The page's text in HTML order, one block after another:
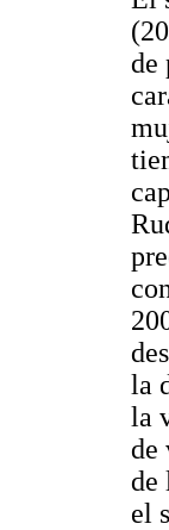
de
la
la
de
de
el